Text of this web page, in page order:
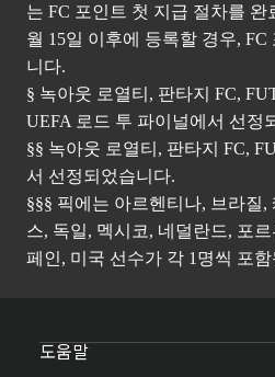
는 FC 포인트 첫 지급 절차를 완
월 15일 이후에 등록할 경우,
니다.
§ 녹아웃 로열티, 판타지 FC,
UEFA 로드 투 파이널에서 선정
§§ 녹아웃 로열티, 판타지 FC,
서 선정되었습니다.
§§§ 픽에는 아르헨티나, 브라질
스, 독일, 멕시코, 네덜란드, 포
페인, 미국 선수가 각 1명씩 포
도움말